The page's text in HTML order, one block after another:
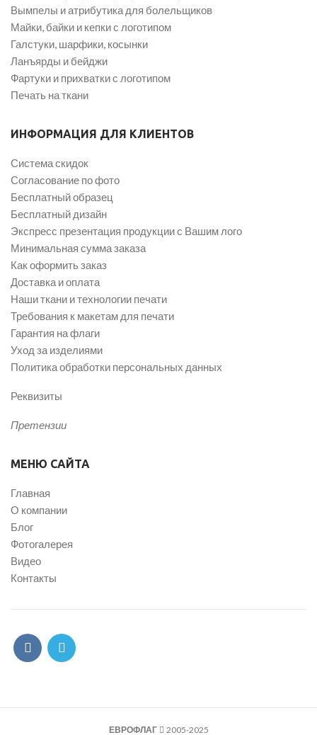
Вымпелы и атрибутика для болельщиков
Майки, байки и кепки с логотипом
Галстуки, шарфики, косынки
Ланъярды и бейджи
Фартуки и прихватки с логотипом
Печать на ткани
ИНФОРМАЦИЯ ДЛЯ КЛИЕНТОВ
Система скидок
Согласование по фото
Бесплатный образец
Бесплатный дизайн
Экспресс презентация продукции с Вашим лого
Минимальная сумма заказа
Как оформить заказ
Доставка и оплата
Наши ткани и технологии печати
Требования к макетам для печати
Гарантия на флаги
Уход за изделиями
Политика обработки персональных данных
Реквизиты
Претензии
МЕНЮ САЙТА
Главная
О компании
Блог
Фотогалерея
Видео
Контакты
ЕВРОФЛАГ 2005-2025